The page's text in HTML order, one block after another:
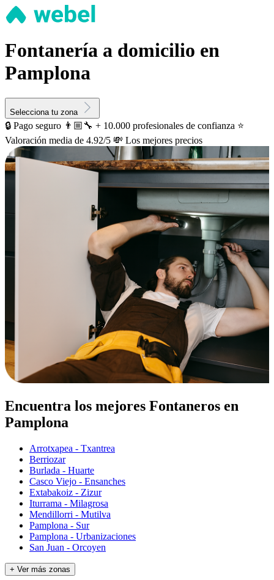
Fontanería a domicilio en
Pamplona
Selecciona tu zona
🔒 Pago seguro 👨🏼‍🔧 + 10.000 profesionales de confianza ⭐️
Valoración media de 4.92/5 💸 Los mejores precios
Encuentra los mejores Fontaneros en
Pamplona
Arrotxapea - Txantrea
Berriozar
Burlada - Huarte
Casco Viejo - Ensanches
Extabakoiz - Zizur
Iturrama - Milagrosa
Mendillorri - Mutilva
Pamplona - Sur
Pamplona - Urbanizaciones
San Juan - Orcoyen
+ Ver más zonas